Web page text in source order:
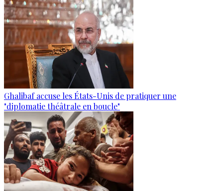
Ghalibaf accuse les États-Unis de pratiquer une
"diplomatie théâtrale en boucle"